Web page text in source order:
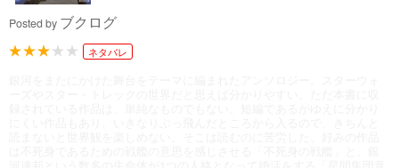
Posted by ブクログ
ネタバレ